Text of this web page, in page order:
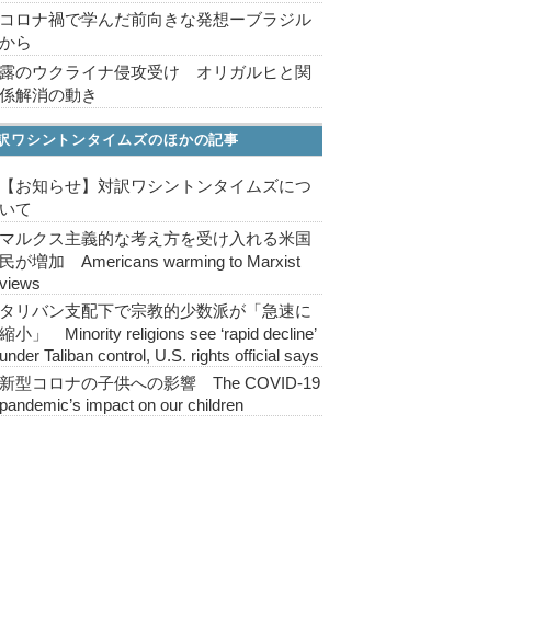
コロナ禍で学んだ前向きな発想ーブラジル
から
露のウクライナ侵攻受け オリガルヒと関
係解消の動き
ワシントンタイムズのほかの記事
【お知らせ】対訳ワシントンタイムズにつ
いて
マルクス主義的な考え方を受け入れる米国
民が増加 Americans warming to Marxist
views
タリバン支配下で宗教的少数派が「急速に
縮小」 Minority religions see ‘rapid decline’
under Taliban control, U.S. rights official says
新型コロナの子供への影響 The COVID-19
pandemic’s impact on our children